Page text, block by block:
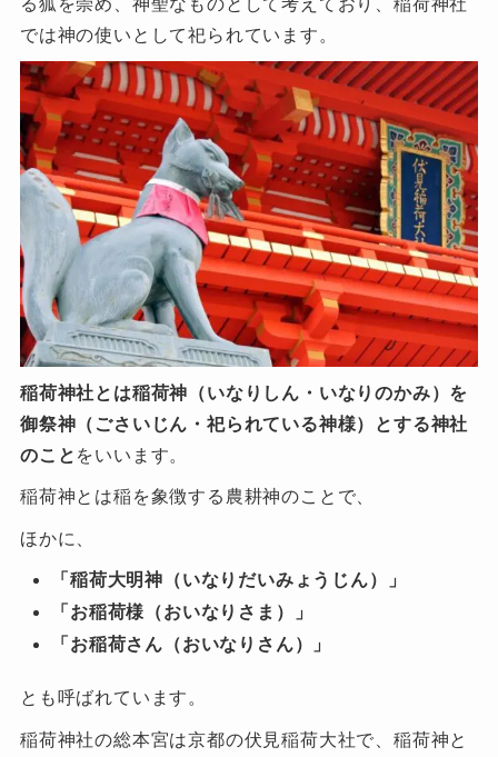
では神の使いとして祀られています。
稲荷神社とは稲荷神（いなりしん・いなりのかみ）を
御祭神（ごさいじん・祀られている神様）とする神社
のこと をいいます。
稲荷神とは稲を象徴する農耕神のことで、
ほかに、
「稲荷大明神（いなりだいみょうじん）」
「お稲荷様（おいなりさま）」
「お稲荷さん（おいなりさん）」
とも呼ばれています。
稲荷神社の総本宮は京都の伏見稲荷大社で、稲荷神と